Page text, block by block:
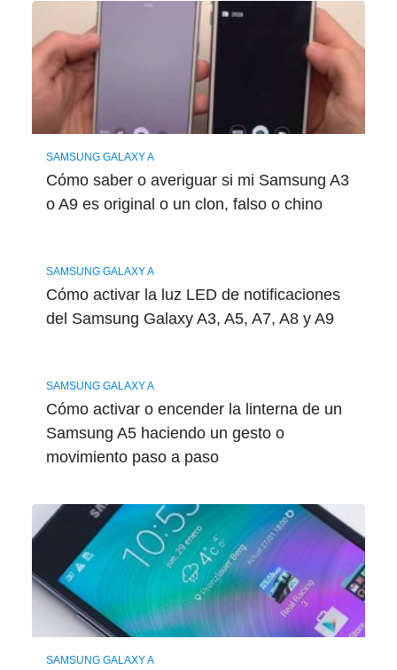
SAMSUNG GALAXY A
Cómo saber o averiguar si mi Samsung A3
o A9 es original o un clon, falso o chino
SAMSUNG GALAXY A
Cómo activar la luz LED de notificaciones
del Samsung Galaxy A3, A5, A7, A8 y A9
SAMSUNG GALAXY A
Cómo activar o encender la linterna de un
Samsung A5 haciendo un gesto o
movimiento paso a paso
SAMSUNG GALAXY A